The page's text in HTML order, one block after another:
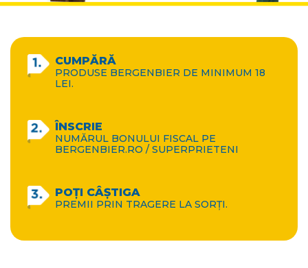
CUMPĂRĂ
PRODUSE BERGENBIER DE MINIMUM 18
LEI.​
ÎNSCRIE
NUMĂRUL BONULUI FISCAL PE
BERGENBIER.RO / SUPERPRIETENI
POȚI CÂȘTIGA
PREMII PRIN TRAGERE LA SORȚI.